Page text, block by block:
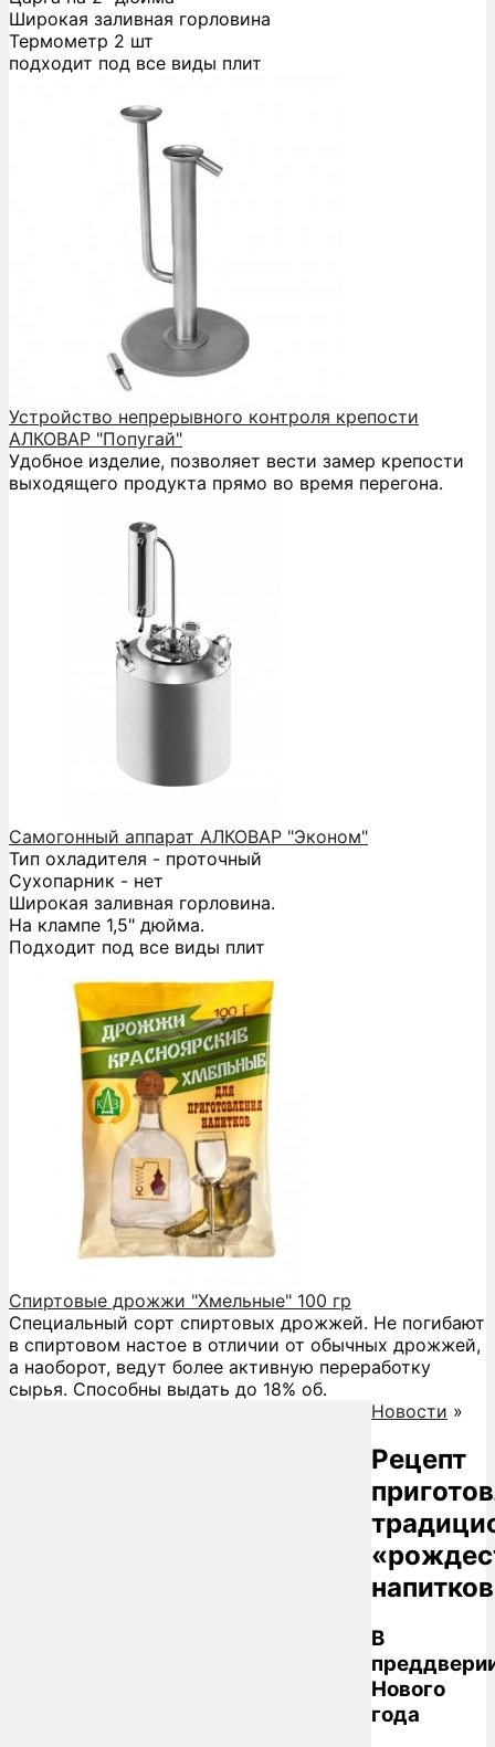
Широкая заливная горловина
Термометр 2 шт
подходит под все виды плит
Устройство непрерывного контроля крепости
АЛКОВАР "Попугай"
Удобное изделие, позволяет вести замер крепости
выходящего продукта прямо во время перегона.
Самогонный аппарат АЛКОВАР "Эконом"
Тип охладителя - проточный
Сухопарник - нет
Широкая заливная горловина.
На клампе 1,5" дюйма.
Подходит под все виды плит
Спиртовые дрожжи "Хмельные" 100 гр
Специальный сорт спиртовых дрожжей. Не погибают
в спиртовом настое в отличии от обычных дрожжей,
а наоборот, ведут более активную переработку
сырья. Способны выдать до 18% об.
Новости »
Рецепт
напитков
В
Нового
года